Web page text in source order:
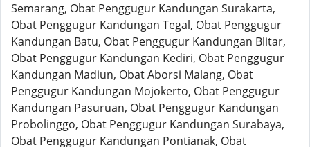
Semarang, Obat Penggugur Kandungan Surakarta,
Obat Penggugur Kandungan Tegal, Obat Penggugur
Kandungan Batu, Obat Penggugur Kandungan Blitar,
Obat Penggugur Kandungan Kediri, Obat Penggugur
Kandungan Madiun, Obat Aborsi Malang, Obat
Penggugur Kandungan Mojokerto, Obat Penggugur
Kandungan Pasuruan, Obat Penggugur Kandungan
Probolinggo, Obat Penggugur Kandungan Surabaya,
Obat Penggugur Kandungan Pontianak, Obat